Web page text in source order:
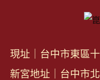
現址｜台中市東區
新宮地址｜台中市